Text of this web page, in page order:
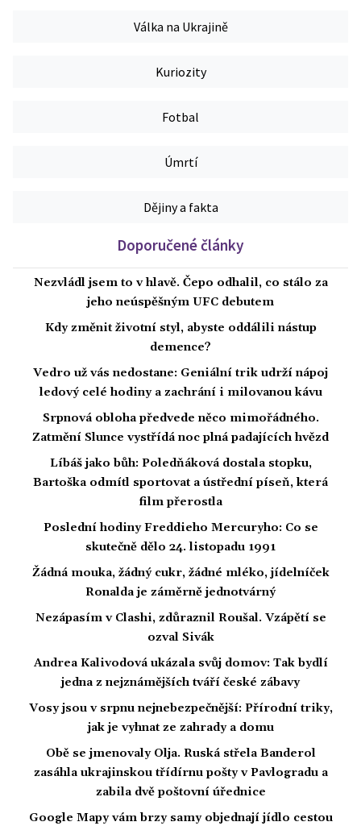
Válka na Ukrajině
Kuriozity
Fotbal
Úmrtí
Dějiny a fakta
Doporučené články
Nezvládl jsem to v hlavě. Čepo odhalil, co stálo za
jeho neúspěšným UFC debutem
Kdy změnit životní styl, abyste oddálili nástup
demence?
Vedro už vás nedostane: Geniální trik udrží nápoj
ledový celé hodiny a zachrání i milovanou kávu
Srpnová obloha předvede něco mimořádného.
Zatmění Slunce vystřídá noc plná padajících hvězd
Líbáš jako bůh: Poledňáková dostala stopku,
Bartoška odmítl sportovat a ústřední píseň, která
film přerostla
Poslední hodiny Freddieho Mercuryho: Co se
skutečně dělo 24. listopadu 1991
Žádná mouka, žádný cukr, žádné mléko, jídelníček
Ronalda je záměrně jednotvárný
Nezápasím v Clashi, zdůraznil Roušal. Vzápětí se
ozval Sivák
Andrea Kalivodová ukázala svůj domov: Tak bydlí
jedna z nejznámějších tváří české zábavy
Vosy jsou v srpnu nejnebezpečnější: Přírodní triky,
jak je vyhnat ze zahrady a domu
Obě se jmenovaly Olja. Ruská střela Banderol
zasáhla ukrajinskou třídírnu pošty v Pavlogradu a
zabila dvě poštovní úřednice
Google Mapy vám brzy samy objednají jídlo cestou